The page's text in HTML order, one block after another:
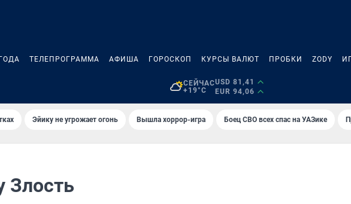
ТЕЛЕПРОГРАММА АФИША ГОРОСКОП КУРСЫ ВАЛЮТ ПРОБКИ ZODY
СЕЙЧАС
+19°C
USD 81,41
EUR 94,06
Эйику не угрожает огонь Вышла хоррор-игра Боец СВО всех спас на УАЗике
Злость